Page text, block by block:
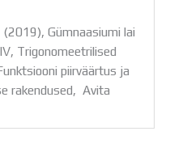
Gümnaasiumi lai
Trigonomeetrilised
piirväärtus ja
rakendused, Avita